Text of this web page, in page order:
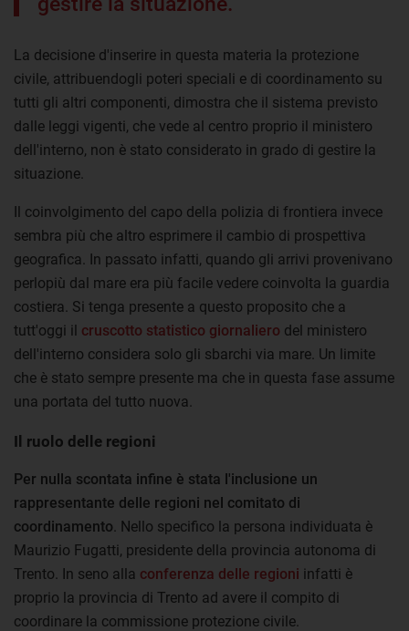
La decisione d'inserire in questa materia la protezione
civile, attribuendogli poteri speciali e di coordinamento su
tutti gli altri componenti, dimostra che il sistema previsto
dalle leggi vigenti, che vede al centro proprio il ministero
dell'interno, non è stato considerato in grado di gestire la
situazione.
Il coinvolgimento del capo della polizia di frontiera invece
sembra più che altro esprimere il cambio di prospettiva
geografica. In passato infatti, quando gli arrivi provenivano
perlopiù dal mare era più facile vedere coinvolta la guardia
costiera. Si tenga presente a questo proposito che a
tutt'oggi il cruscotto statistico giornaliero del ministero
dell'interno considera solo gli sbarchi via mare. Un limite
che è stato sempre presente ma che in questa fase assume
una portata del tutto nuova.
Il ruolo delle regioni
Per nulla scontata infine è stata l'inclusione un
rappresentante delle regioni nel comitato di
coordinamento. Nello specifico la persona individuata è
Maurizio Fugatti, presidente della provincia autonoma di
Trento. In seno alla conferenza delle regioni infatti è
proprio la provincia di Trento ad avere il compito di
coordinare la commissione protezione civile.